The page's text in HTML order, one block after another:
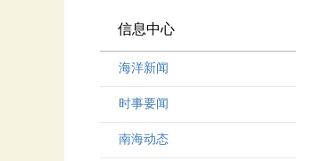
信息中心
海洋新闻
时事要闻
南海动态